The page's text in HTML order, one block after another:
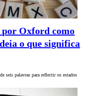
Oxford como
o que significa
seis palavras para reflectir os estados